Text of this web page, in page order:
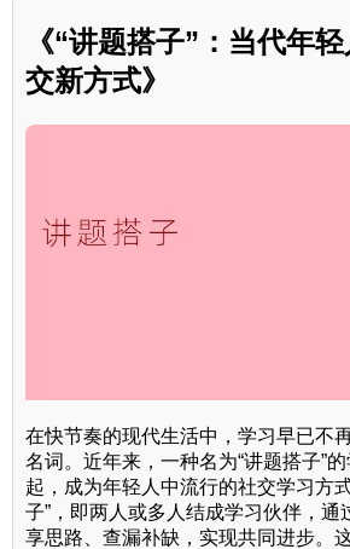
《“讲题搭子”：当代年
交新方式》
在快节奏的现代生活中，学习早已不
名词。近年来，一种名为“讲题搭子”
起，成为年轻人中流行的社交学习方
子”，即两人或多人结成学习伙伴，通
享思路、查漏补缺，实现共同进步。